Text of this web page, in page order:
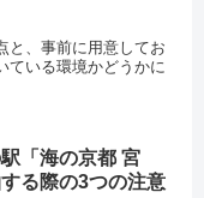
と、事前に用意してお
ている環境かどうかに
駅「海の京都 宮
る際の3つの注意